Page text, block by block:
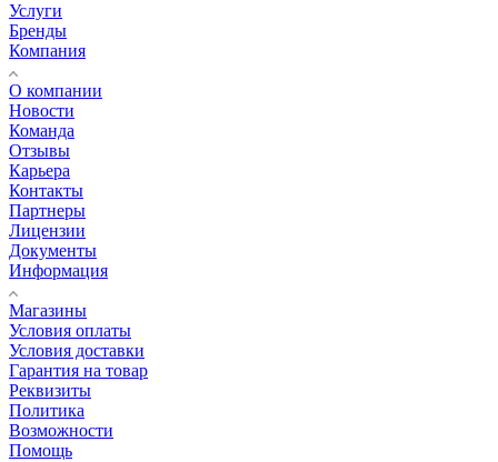
Услуги
Бренды
Компания
О компании
Новости
Команда
Отзывы
Карьера
Контакты
Партнеры
Лицензии
Документы
Информация
Магазины
Условия оплаты
Условия доставки
Гарантия на товар
Реквизиты
Политика
Возможности
Помощь